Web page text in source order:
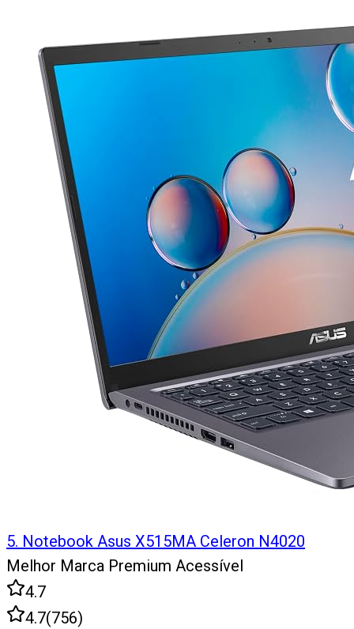
5. Notebook Asus X515MA Celeron N4020
Melhor Marca Premium Acessível
4.7
4.7(756)